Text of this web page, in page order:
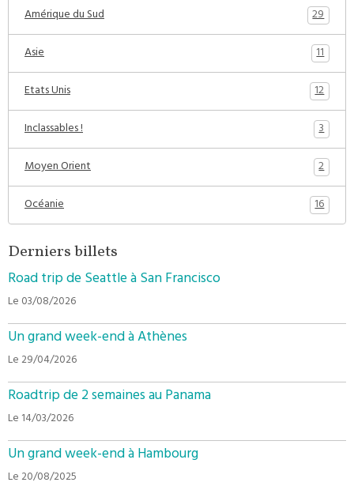
Amérique du Sud
29
Asie
11
Etats Unis
12
Inclassables !
3
Moyen Orient
2
Océanie
16
Derniers billets
Road trip de Seattle à San Francisco
Le 03/08/2026
Un grand week-end à Athènes
Le 29/04/2026
Roadtrip de 2 semaines au Panama
Le 14/03/2026
Un grand week-end à Hambourg
Le 20/08/2025